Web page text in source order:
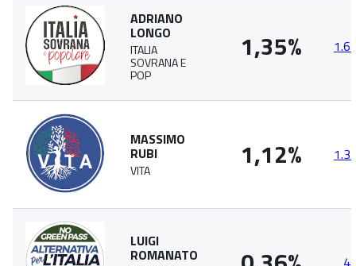
ADRIANO
LONGO
ITALIA
SOVRANA E
POP
1,35%
MASSIMO
RUBI
VITA 1,12%
LUIGI
ROMANATO